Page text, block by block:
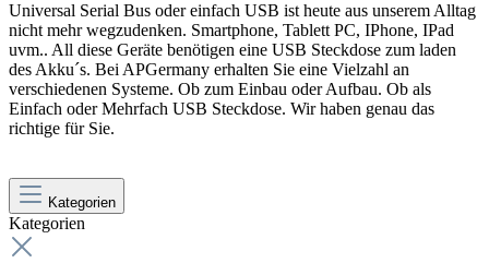
Universal Serial Bus oder einfach USB ist heute aus unserem Alltag
nicht mehr wegzudenken. Smartphone, Tablett PC, IPhone, IPad
uvm.. All diese Geräte benötigen eine USB Steckdose zum laden
des Akku´s. Bei APGermany erhalten Sie eine Vielzahl an
verschiedenen Systeme. Ob zum Einbau oder Aufbau. Ob als
Einfach oder Mehrfach USB Steckdose. Wir haben genau das
richtige für Sie.
Kategorien
Kategorien